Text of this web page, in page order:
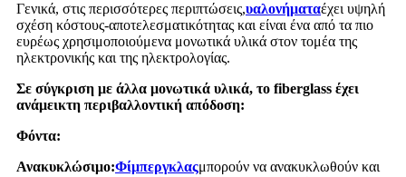
Γενικά, στις περισσότερες περιπτώσεις,υαλονήματαέχει υψηλή
σχέση κόστους-αποτελεσματικότητας και είναι ένα από τα πιο
ευρέως χρησιμοποιούμενα μονωτικά υλικά στον τομέα της
ηλεκτρονικής και της ηλεκτρολογίας.
Σε σύγκριση με άλλα μονωτικά υλικά, το fiberglass έχει
ανάμεικτη περιβαλλοντική απόδοση:
Φόντα:
Ανακυκλώσιμο:Φίμπεργκλαςμπορούν να ανακυκλωθούν και